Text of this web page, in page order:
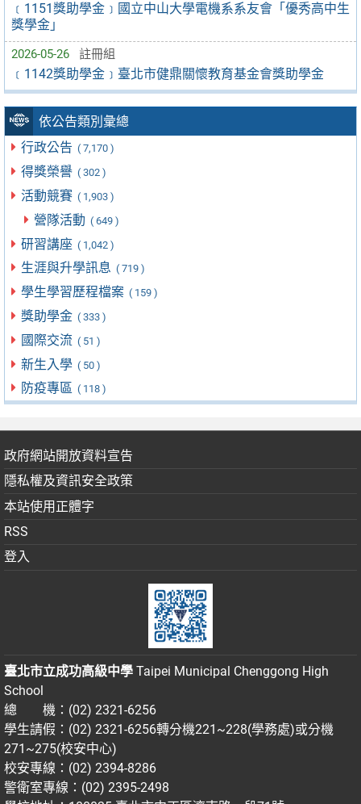
﹝1151獎助學金﹞國立中山大學電機系系友會「優秀高中生
獎學金」
2026-05-26 註冊組
﹝1142獎助學金﹞臺北市健鼎關懷教育基金會獎助學金
依公告類別彙總
行政公告 ( 7,170 )
得獎榮譽 ( 302 )
活動競賽 ( 1,903 )
營隊活動 ( 649 )
研習講座 ( 1,042 )
生涯與升學訊息 ( 719 )
學生學習歷程檔案 ( 159 )
獎助學金 ( 333 )
國際交流 ( 51 )
新生入學 ( 50 )
防疫專區 ( 118 )
政府網站開放資料宣告
隱私權及資訊安全政策
本站使用正體字
RSS
登入
臺北市立成功高級中學 Taipei Municipal Chenggong High
School
總 機：(02) 2321-6256
學生請假：(02) 2321-6256轉分機221~228(學務處)或分機
271~275(校安中心)
校安專線：(02) 2394-8286
警衛室專線：(02) 2395-2498